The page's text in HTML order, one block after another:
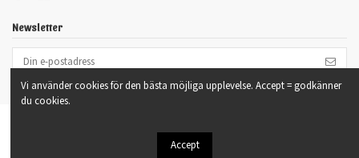
Newsletter
Vi använder cookies för den bästa möjliga upplevelse. Accept = godkänner
du cookies.
Accept